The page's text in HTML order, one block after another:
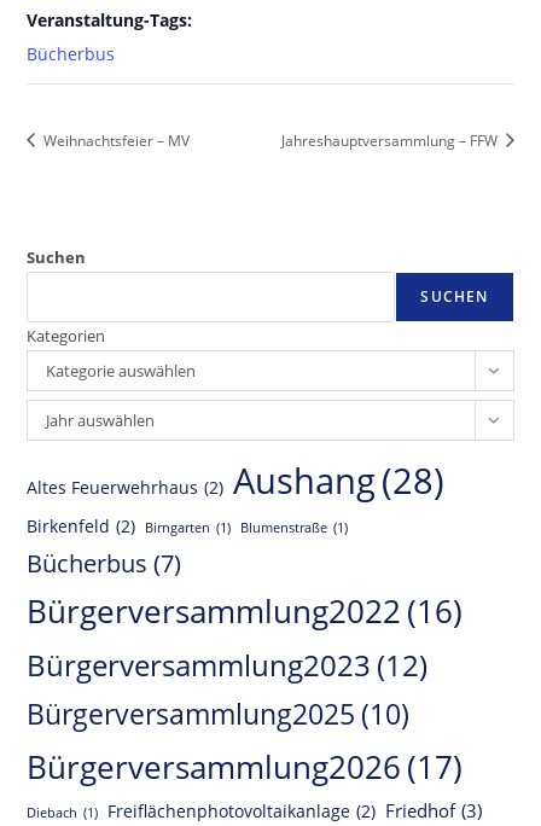
Veranstaltung-Tags:
Bücherbus
Weihnachtsfeier – MV Jahreshauptversammlung – FFW
Suchen
SUCHEN
Kategorien
Kategorie auswählen
Archiv
Jahr auswählen
Altes Feuerwehrhaus (2) Aushang(28)
Birkenfeld (2) Birngarten (1) Blumenstraße (1)
Bücherbus (7)
Bürgerversammlung2022 (16)
Bürgerversammlung2023 (12)
Bürgerversammlung2025 (10)
Bürgerversammlung2026(17)
Diebach (1) Freiflächenphotovoltaikanlage (2) Friedhof (3)